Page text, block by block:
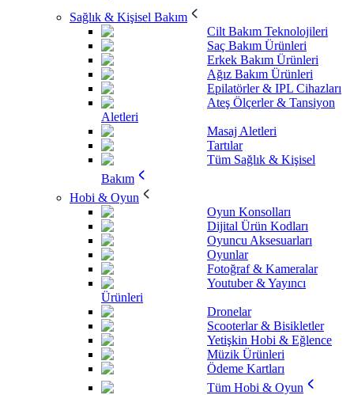
Sağlık & Kişisel Bakım
Cilt Bakım Teknolojileri
Saç Bakım Ürünleri
Erkek Bakım Ürünleri
Ağız Bakım Ürünleri
Epilatörler & IPL Cihazları
Ateş Ölçerler & Tansiyon
Aletleri
Masaj Aletleri
Tartılar
Tüm Sağlık & Kişisel
Bakım
Hobi & Oyun
Oyun Konsolları
Dijital Ürün Kodları
Oyuncu Aksesuarları
Oyunlar
Fotoğraf & Kameralar
Youtuber & Yayıncı
Ürünleri
Dronelar
Scooterlar & Bisikletler
Yetişkin Hobi & Eğlence
Müzik Ürünleri
Ödeme Kartları
Tüm Hobi & Oyun